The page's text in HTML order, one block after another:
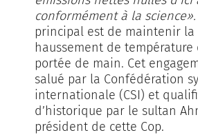
conformément à la science».
principal est de maintenir
haussement de température
portée de main. Cet
salué par la Confédération
internationale (CSI) et
d’historique par le sultan
président de cette Cop.